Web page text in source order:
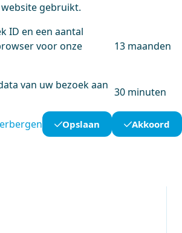
gebruikt.
ID en een aantal
voor onze
13 maanden
van uw bezoek aan
30 minuten
Opslaan Akkoord